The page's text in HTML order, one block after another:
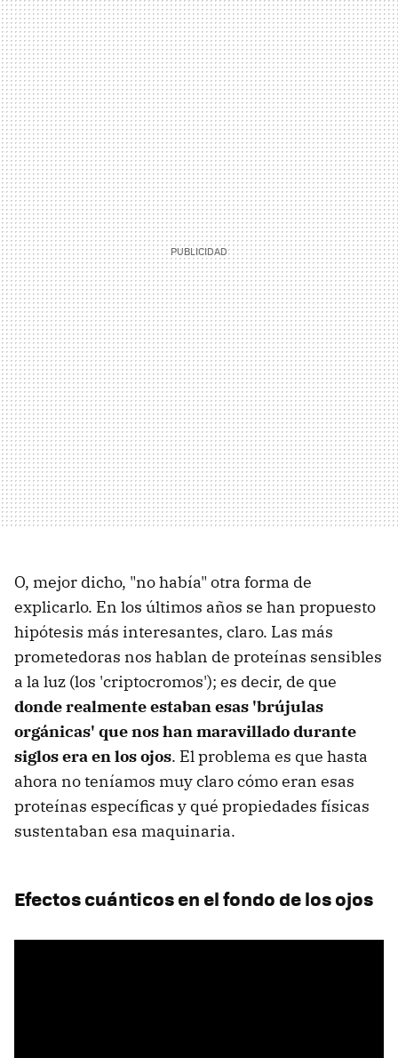
O, mejor dicho, "no había" otra forma de
explicarlo. En los últimos años se han propuesto
hipótesis más interesantes, claro. Las más
prometedoras nos hablan de proteínas sensibles
a la luz (los 'criptocromos'); es decir, de que
donde realmente estaban esas 'brújulas
orgánicas' que nos han maravillado durante
siglos era en los ojos. El problema es que hasta
ahora no teníamos muy claro cómo eran esas
proteínas específicas y qué propiedades físicas
sustentaban esa maquinaria.
Efectos cuánticos en el fondo de los ojos